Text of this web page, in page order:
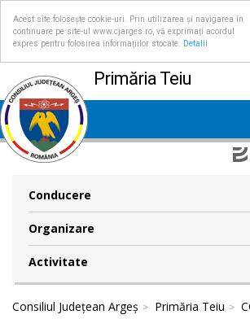
Acest site folosește cookie-uri. Prin utilizarea și navigarea în
continuare pe site-ul www.cjarges.ro, vă exprimați acordul
expres pentru folosirea informațiilor stocate.
Detalii
Primăria Teiu
Conducere
Organizare
Activitate
Consiliul Județean Argeș Primăria Teiu